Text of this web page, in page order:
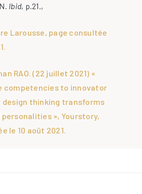
Ibid, p.21.,
Larousse, page consultée
RAO. (22 juillet 2021) «
competencies to innovator
design thinking transforms
», Yourstory,
le 10 août 2021.